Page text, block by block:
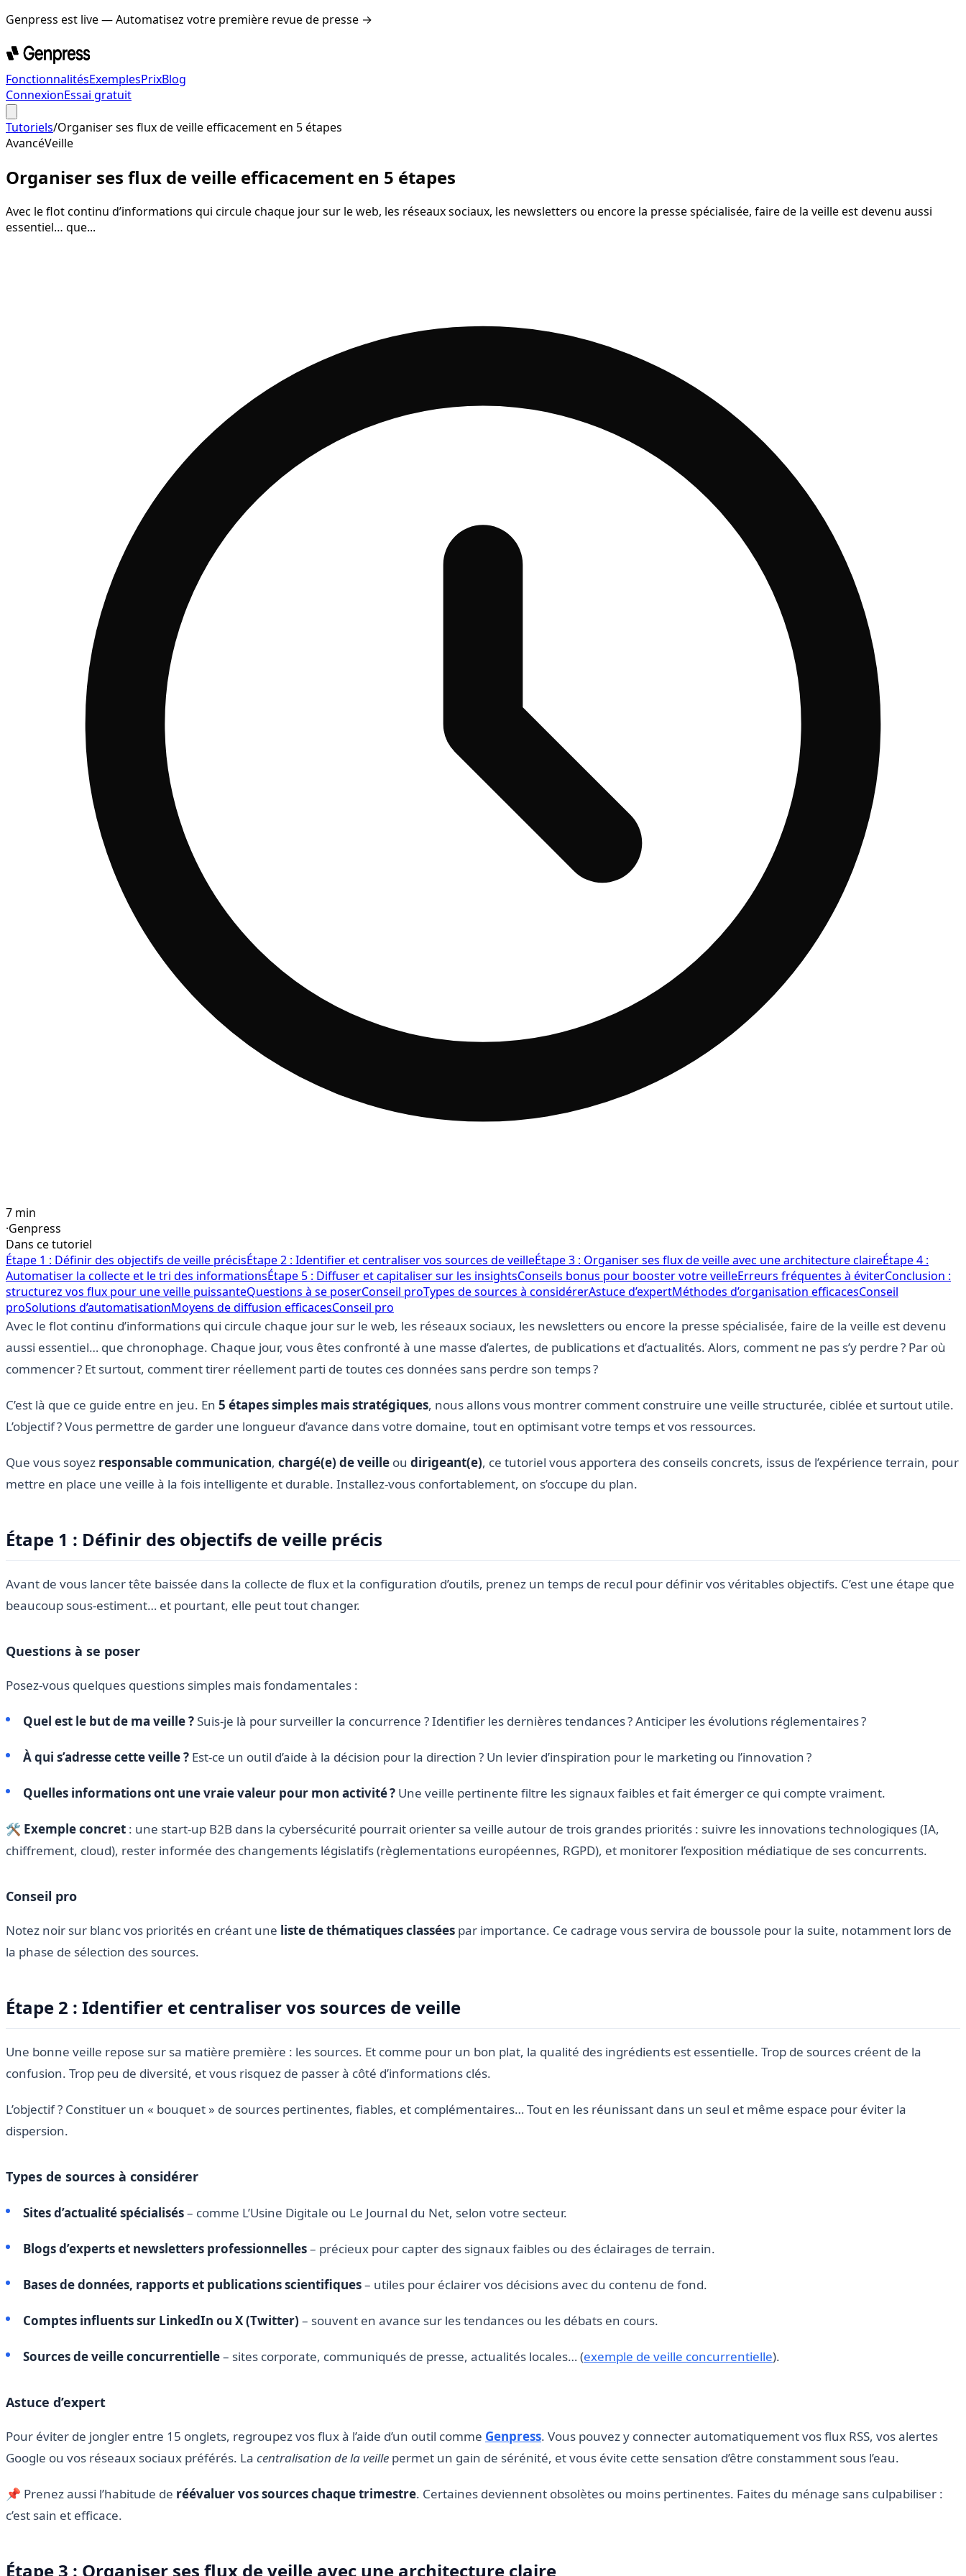
Genpress est live— Automatisez votre première revue de presse →
FonctionnalitésExemplesPrixBlog
ConnexionEssai gratuit
Tutoriels/Organiser ses flux de veille efficacement en 5 étapes
AvancéVeille
Organiser ses flux de veille efficacement en 5 étapes
Avec le flot continu d’informations qui circule chaque jour sur le web, les réseaux sociaux, les newsletters ou encore la presse spécialisée, faire de la veille est devenu aussi
essentiel… que...
7 min
·Genpress
Dans ce tutoriel
Étape 1 : Définir des objectifs de veille précisÉtape 2 : Identifier et centraliser vos sources de veilleÉtape 3 : Organiser ses flux de veille avec une architecture claireÉtape 4 :
Automatiser la collecte et le tri des informationsÉtape 5 : Diffuser et capitaliser sur les insightsConseils bonus pour booster votre veilleErreurs fréquentes à éviterConclusion :
structurez vos flux pour une veille puissanteQuestions à se poserConseil proTypes de sources à considérerAstuce d’expertMéthodes d’organisation efficacesConseil
proSolutions d’automatisationMoyens de diffusion efficacesConseil pro
Avec le flot continu d’informations qui circule chaque jour sur le web, les réseaux sociaux, les newsletters ou encore la presse spécialisée, faire de la veille est devenu
aussi essentiel… que chronophage. Chaque jour, vous êtes confronté à une masse d’alertes, de publications et d’actualités. Alors, comment ne pas s’y perdre ? Par où
commencer ? Et surtout, comment tirer réellement parti de toutes ces données sans perdre son temps ?
C’est là que ce guide entre en jeu. En 5 étapes simples mais stratégiques, nous allons vous montrer comment construire une veille structurée, ciblée et surtout utile.
L’objectif ? Vous permettre de garder une longueur d’avance dans votre domaine, tout en optimisant votre temps et vos ressources.
Que vous soyez responsable communication, chargé(e) de veille ou dirigeant(e), ce tutoriel vous apportera des conseils concrets, issus de l’expérience terrain, pour
mettre en place une veille à la fois intelligente et durable. Installez-vous confortablement, on s’occupe du plan.
Étape 1 : Définir des objectifs de veille précis
Avant de vous lancer tête baissée dans la collecte de flux et la configuration d’outils, prenez un temps de recul pour définir vos véritables objectifs. C’est une étape que
beaucoup sous-estiment… et pourtant, elle peut tout changer.
Questions à se poser
Posez-vous quelques questions simples mais fondamentales :
Quel est le but de ma veille ?Suis-je là pour surveiller la concurrence ? Identifier les dernières tendances ? Anticiper les évolutions réglementaires ?
À qui s’adresse cette veille ? Est-ce un outil d’aide à la décision pour la direction ? Un levier d’inspiration pour le marketing ou l’innovation ?
Quelles informations ont une vraie valeur pour mon activité ? Une veille pertinente filtre les signaux faibles et fait émerger ce qui compte vraiment.
🛠️ Exemple concret : une start-up B2B dans la cybersécurité pourrait orienter sa veille autour de trois grandes priorités : suivre les innovations technologiques (IA,
chiffrement, cloud), rester informée des changements législatifs (règlementations européennes, RGPD), et monitorer l’exposition médiatique de ses concurrents.
Conseil pro
Notez noir sur blanc vos priorités en créant une liste de thématiques classées par importance. Ce cadrage vous servira de boussole pour la suite, notamment lors de
la phase de sélection des sources.
Étape 2 : Identifier et centraliser vos sources de veille
Une bonne veille repose sur sa matière première : les sources. Et comme pour un bon plat, la qualité des ingrédients est essentielle. Trop de sources créent de la
confusion. Trop peu de diversité, et vous risquez de passer à côté d’informations clés.
L’objectif ? Constituer un « bouquet » de sources pertinentes, fiables, et complémentaires… Tout en les réunissant dans un seul et même espace pour éviter la
dispersion.
Types de sources à considérer
Sites d’actualité spécialisés– comme L’Usine Digitale ou Le Journal du Net, selon votre secteur.
Blogs d’experts et newsletters professionnelles– précieux pour capter des signaux faibles ou des éclairages de terrain.
Bases de données, rapports et publications scientifiques– utiles pour éclairer vos décisions avec du contenu de fond.
Comptes influents sur LinkedIn ou X (Twitter) – souvent en avance sur les tendances ou les débats en cours.
Sources de veille concurrentielle– sites corporate, communiqués de presse, actualités locales… (exemple de veille concurrentielle).
Astuce d’expert
Pour éviter de jongler entre 15 onglets, regroupez vos flux à l’aide d’un outil comme Genpress. Vous pouvez y connecter automatiquement vos flux RSS, vos alertes
Google ou vos réseaux sociaux préférés. La centralisation de la veille permet un gain de sérénité, et vous évite cette sensation d’être constamment sous l’eau.
📌 Prenez aussi l’habitude de réévaluer vos sources chaque trimestre. Certaines deviennent obsolètes ou moins pertinentes. Faites du ménage sans culpabiliser :
c’est sain et efficace.
Étape 3 : Organiser ses flux de veille avec une architecture claire